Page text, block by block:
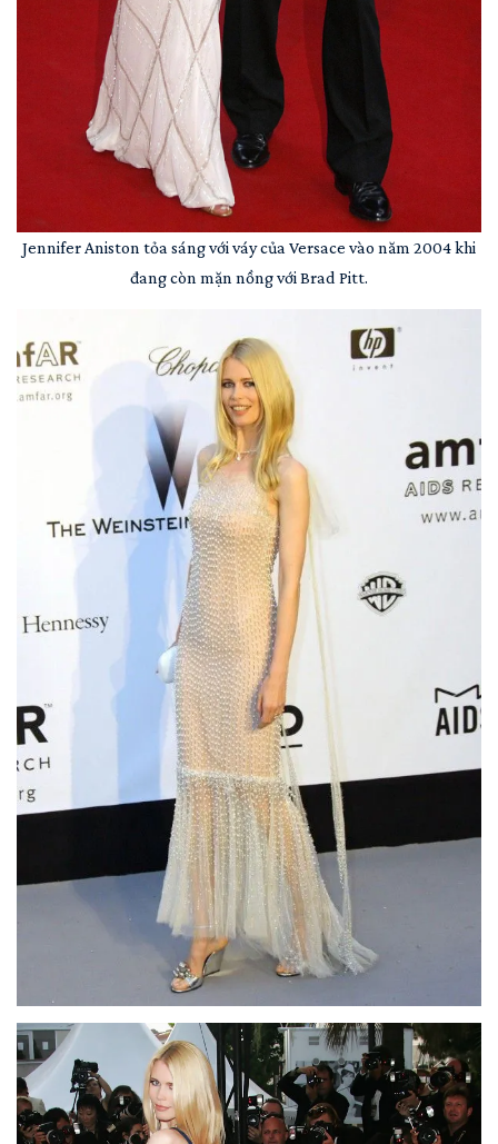
Jennifer Aniston tỏa sáng với váy của Versace vào năm 2004 khi
đang còn mặn nồng với Brad Pitt.